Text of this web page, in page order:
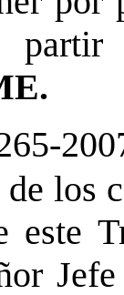
los
este